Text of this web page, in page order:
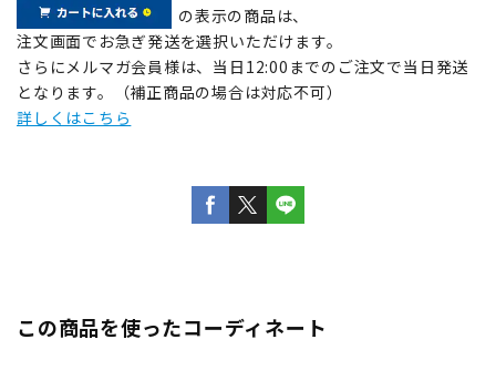
の表示の商品は、
注文画面でお急ぎ発送を選択いただけます。
さらにメルマガ会員様は、当日12:00までのご注文で当日発送
となります。（補正商品の場合は対応不可）
詳しくはこちら
この商品を使ったコーディネート